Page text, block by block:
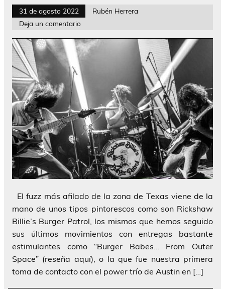
31 de agosto 2022
Rubén Herrera
Deja un comentario
El fuzz más afilado de la zona de Texas viene de la
mano de unos tipos pintorescos como son Rickshaw
Billie’s Burger Patrol, los mismos que hemos seguido
sus últimos movimientos con entregas bastante
estimulantes como “Burger Babes… From Outer
Space” (reseña aquí), o la que fue nuestra primera
toma de contacto con el power trío de Austin en […]